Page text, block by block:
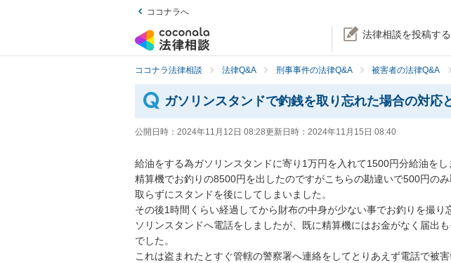
ココナラへ
法律相談を投稿する
ココナラ法律相談 法律Q&A 刑事事件の法律Q&A 被害者の法律Q&A
ガソリンスタンドで釣銭を取り忘れた場合の対応
公開日時： 2024年11月12日 08:28更新日時： 2024年11月15日 08:40
給油をする為ガソリンスタンドに寄り1万円を入れて1500円分給油をし
精算機でお釣りの8500円を出したのですがこちらの勘違いで500円の
取らずにスタンドを後にしてしまいました。
その後1時間くらい経過してから財布の中身が少ない事でお釣りを撮り
ソリンスタンドへ電話をしましたが、既に精算機にはお金がなく届出
でした。
これは盗まれたとすぐ管轄の警察署へ連絡をしてとりあえず電話で被害